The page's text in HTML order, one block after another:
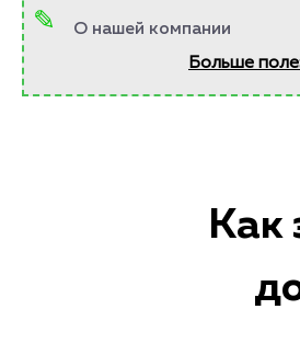
О нашей компании
Больше
Как